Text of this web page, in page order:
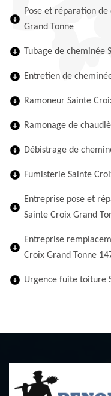
Pose et réparation
Grand Tonne
Tubage de cheminée
Entretien de
Ramoneur Sainte
Ramonage de
Débistrage de
Fumisterie Sainte
Entreprise pose et
Sainte Croix Grand
Entreprise
Croix Grand Tonne
Urgence fuite toiture